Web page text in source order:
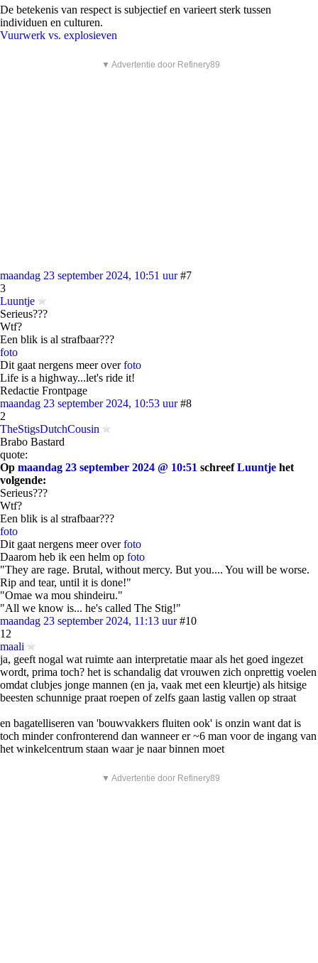
De betekenis van respect is subjectief en varieert sterk tussen
individuen en culturen.
Vuurwerk vs. explosieven
▼ Advertentie door Refinery89
maandag 23 september 2024, 10:51 uur #7
3
Luuntje
Serieus???
Wtf?
Een blik is al strafbaar???
foto
Dit gaat nergens meer overfoto
Life is a highway...let's ride it!
Redactie Frontpage
maandag 23 september 2024, 10:53 uur #8
2
TheStigsDutchCousin
Brabo Bastard
quote:
Op maandag 23 september 2024 @ 10:51 schreefLuuntje het
volgende:
Serieus???
Wtf?
Een blik is al strafbaar???
foto
Dit gaat nergens meer overfoto
Daarom heb ik een helm op foto
"They are rage. Brutal, without mercy. But you.... You will be worse.
Rip and tear, until it is done!"
"Omae wa mou shindeiru."
"All we know is... he's called The Stig!"
maandag 23 september 2024, 11:13 uur #10
12
maali
ja, geeft nogal wat ruimte aan interpretatie maar als het goed ingezet
wordt, prima toch? het is schandalig dat vrouwen zich onprettig voelen
omdat clubjes jonge mannen (en ja, vaak met een kleurtje) als hitsige
beesten schunnige praat roepen of zelfs gaan lastig vallen op straat
en bagatelliseren van 'bouwvakkers fluiten ook' is onzin want dat is
toch minder confronterend dan wanneer er ~6 man voor de ingang van
het winkelcentrum staan waar je naar binnen moet
▼ Advertentie door Refinery89